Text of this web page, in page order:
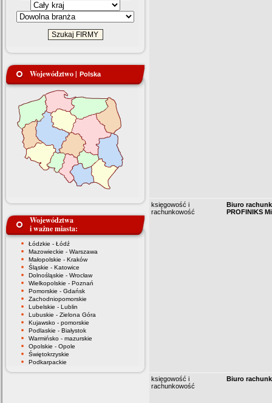
Województwo | Polska
Województwa
i ważne miasta:
Łódzkie - Łódź
Mazowieckie - Warszawa
Małopolskie - Kraków
Śląskie - Katowice
Dolnośląskie - Wrocław
Wielkopolskie - Poznań
Pomorskie - Gdańsk
Zachodniopomorskie
Lubelskie - Lublin
Lubuskie - Zielona Góra
Kujawsko - pomorskie
Podlaskie - Białystok
Warmińsko - mazurskie
Opolskie - Opole
Świętokrzyskie
Podkarpackie
księgowość i
rachunkowość
Biuro
PROFINIKS
księgowość i
rachunkowość
Biuro